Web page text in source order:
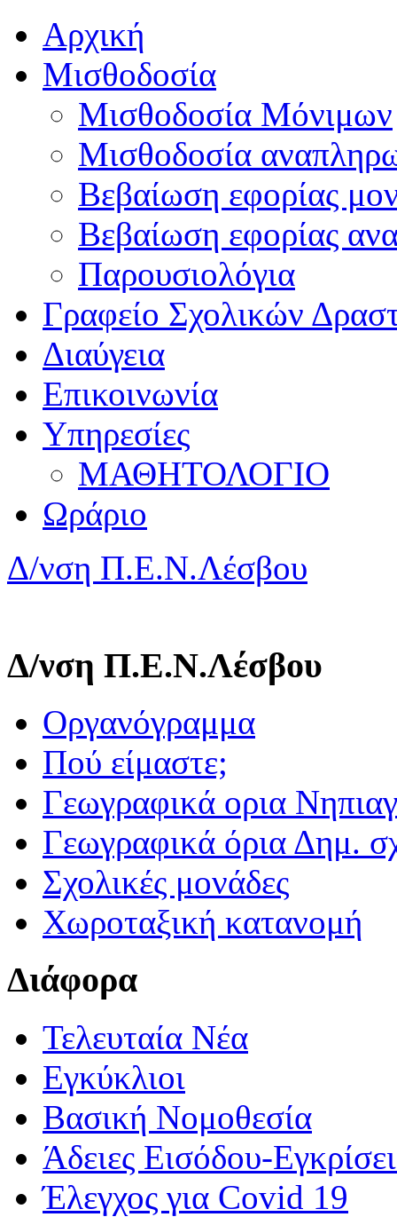
Αρχική
Μισθοδοσία
Μισθοδοσία Μόνιμων
Μισθοδοσία
Βεβαίωση εφορίας
Βεβαίωση εφορίας
Παρουσιολόγια
Γραφείο Σχολικών
Διαύγεια
Επικοινωνία
Υπηρεσίες
ΜΑΘΗΤΟΛΟΓΙΟ
Ωράριο
Δ/νση Π.Ε.Ν.Λέσβου
Δ/νση Π.Ε.Ν.Λέσβου
Οργανόγραμμα
Πού είμαστε;
Γεωγραφικά ορια
Γεωγραφικά όρια Δημ.
Σχολικές μονάδες
Χωροταξική κατανομή
Διάφορα
Τελευταία Νέα
Εγκύκλιοι
Βασική Νομοθεσία
Άδειες Εισόδου-
Έλεγχος για Covid 19